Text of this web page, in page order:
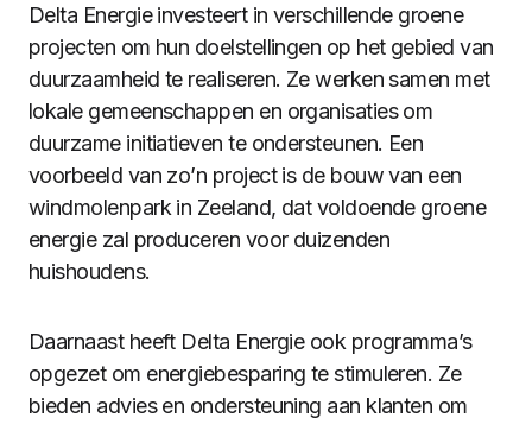
Delta Energie investeert in verschillende groene
projecten om hun doelstellingen op het gebied van
duurzaamheid te realiseren. Ze werken samen met
lokale gemeenschappen en organisaties om
duurzame initiatieven te ondersteunen. Een
voorbeeld van zo’n project is de bouw van een
windmolenpark in Zeeland, dat voldoende groene
energie zal produceren voor duizenden
huishoudens.
Daarnaast heeft Delta Energie ook programma’s
opgezet om energiebesparing te stimuleren. Ze
bieden advies en ondersteuning aan klanten om